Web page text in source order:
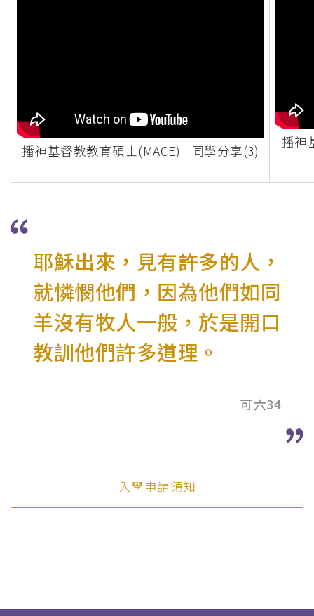
播神基督教教育碩士(MACE) - 同學分享(3)
播神
耶穌出來，見有許多的人，
就憐憫他們，因為他們如同
羊沒有牧人一般，於是開口
教訓他們許多道理。
可六34
入學申請須知